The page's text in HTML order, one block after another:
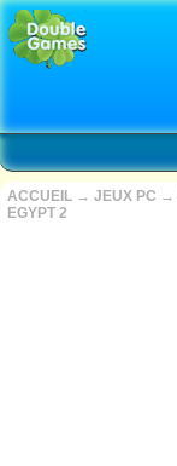
ACCUEIL → JEUX PC →
EGYPT 2